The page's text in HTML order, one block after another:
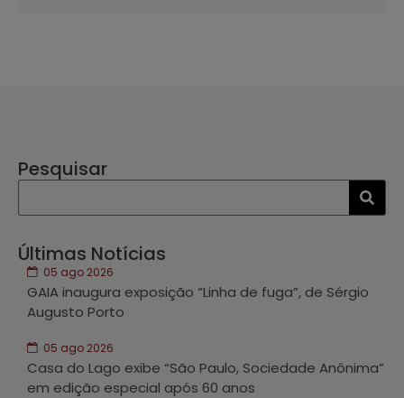
Pesquisar
Últimas Notícias
05 ago 2026
GAIA inaugura exposição “Linha de fuga”, de Sérgio
Augusto Porto
05 ago 2026
Casa do Lago exibe “São Paulo, Sociedade Anônima”
em edição especial após 60 anos